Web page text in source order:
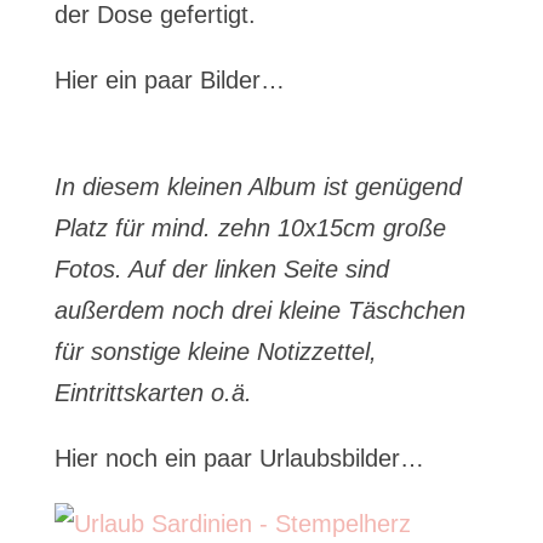
der Dose gefertigt.
Hier ein paar Bilder…
In diesem kleinen Album ist genügend
Platz für mind. zehn 10x15cm große
Fotos. Auf der linken Seite sind
außerdem noch drei kleine Täschchen
für sonstige kleine Notizzettel,
Eintrittskarten o.ä.
Hier noch ein paar Urlaubsbilder…